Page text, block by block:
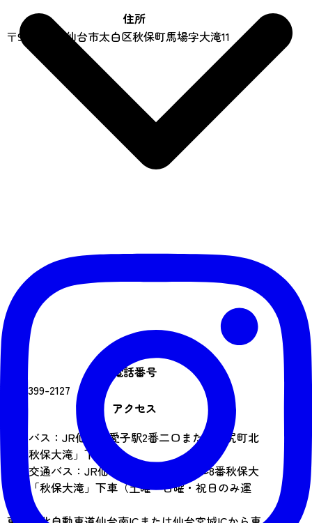
住所
〒982-0244 仙台市太白区秋保町馬場字大滝11
電話番号
022-399-2127
アクセス
市営バス：JR仙山線愛子駅2番二口または野尻町北
行「秋保大滝」下車
宮城交通バス：JR仙台駅西口バスプール8番秋保大
滝行「秋保大滝」下車（土曜・日曜・祝日のみ運
行）